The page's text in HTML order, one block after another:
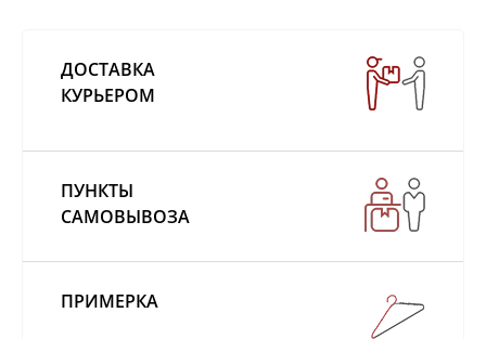
ДОСТАВКА
КУРЬЕРОМ
ПУНКТЫ
САМОВЫВОЗА
ПРИМЕРКА